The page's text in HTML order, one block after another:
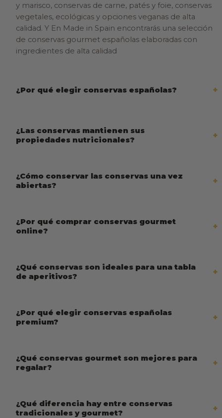
y marisco, conservas de carne, patés y foie, conservas
vegetales, ecológicas y opciones veganas de alta
calidad. Y En Made in Spain encontrarás una selección
de conservas gourmet españolas elaboradas con
ingredientes de alta calidad
¿Por qué elegir conservas españolas?
¿Las conservas mantienen sus
propiedades nutricionales?
¿Cómo conservar las conservas una vez
abiertas?
¿Por qué comprar conservas gourmet
online?
¿Qué conservas son ideales para una tabla
de aperitivos?
¿Por qué elegir conservas españolas
premium?
¿Qué conservas gourmet son mejores para
regalar?
¿Qué diferencia hay entre conservas
tradicionales y gourmet?